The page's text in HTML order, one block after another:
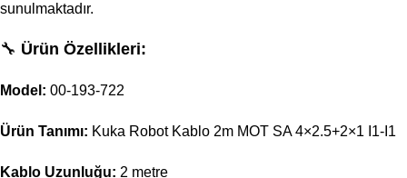
sunulmaktadır.
🔧 Ürün Özellikleri:
Model: 00-193-722
Ürün Tanımı: Kuka Robot Kablo 2m MOT SA 4×2.5+2×1 I1-I1
Kablo Uzunluğu: 2 metre